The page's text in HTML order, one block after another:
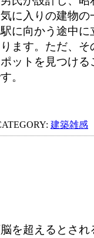
に入りの建物の
に向かう途中に
ます。ただ、そ
ットを見つけ
。
建築雑感
を超えるとさ